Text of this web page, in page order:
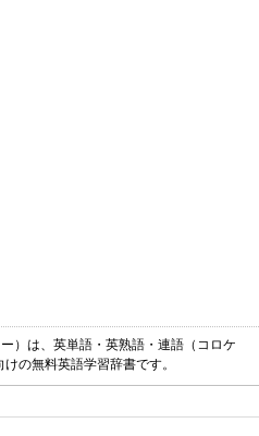
）は、英単語・英熟語・連語（コロケ
の無料英語学習辞書です。